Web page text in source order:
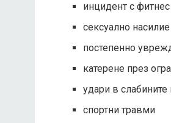
инцидент с
сексуално
постепенно
катерене през
удари в
спортни травми